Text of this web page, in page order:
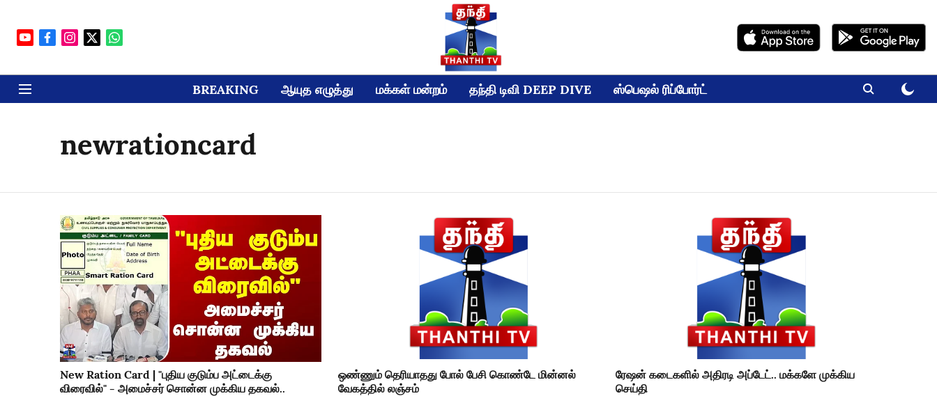
BREAKING ஆயுத எழுத்து மக்கள் மன்றம் தந்தி டிவி DEEP DIVE ஸ்பெஷல் ரிப்போர்ட்
newrationcard
New Ration Card | "புதிய குடும்ப அட்டைக்கு
விரைவில்" - அமைச்சர் சொன்ன முக்கிய தகவல்..
ஒண்ணும் தெரியாதது போல் பேசி கொண்டே மின்னல்
வேகத்தில் லஞ்சம்
ரேஷன் கடைகளில் அதிரடி அப்டேட்.. மக்களே முக்கிய
செய்தி